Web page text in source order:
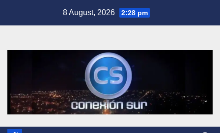
8 August, 2026 2:28 pm